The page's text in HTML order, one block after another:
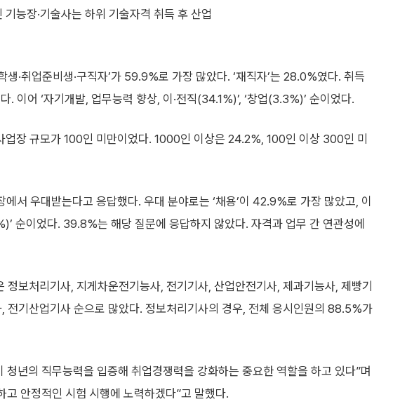
능장·기술사는 하위 기술자격 취득 후 산업
생·취업준비생·구직자’가 59.9%로 가장 많았다. ‘재직자’는 28.0%였다. 취득
. 이어 ‘자기개발, 업무능력 향상, 이·전직(34.1%)’, ‘창업(3.3%)’ 순이었다.
장 규모가 100인 미만이었다. 1000인 이상은 24.2%, 100인 이상 300인 미
서 우대받는다고 응답했다. 우대 분야로는 ‘채용’이 42.9%로 가장 많았고, 이
순이었다. 39.8%는 해당 질문에 응답하지 않았다. 자격과 업무 간 연관성에
보처리기사, 지게차운전기능사, 전기기사, 산업안전기사, 제과기능사, 제빵기
전기산업기사 순으로 많았다. 정보처리기사의 경우, 전체 응시인원의 88.5%가
청년의 직무능력을 입증해 취업경쟁력을 강화하는 중요한 역할을 하고 있다”며
안정적인 시험 시행에 노력하겠다”고 말했다.